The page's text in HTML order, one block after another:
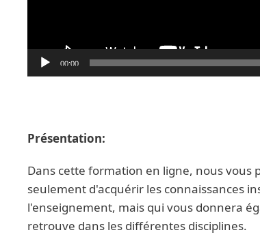
00:00
Présentation:
Dans cette formation en ligne, nous
seulement d'acquérir les connaissances
l'enseignement, mais qui vous donnera
retrouve dans les différentes disciplines.